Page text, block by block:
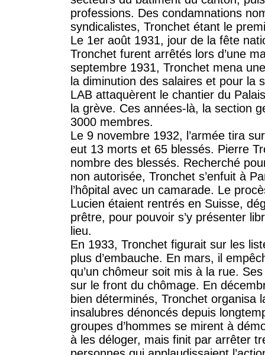
professions. Des condamnations
syndicalistes, Tronchet étant le
Le 1er août 1931, jour de la fête
Tronchet furent arrêtés lors d’une
septembre 1931, Tronchet mena
la diminution des salaires et pour la
LAB attaquèrent le chantier du
la grève. Ces années-là, la section
3000 membres.
Le 9 novembre 1932, l’armée tira
eut 13 morts et 65 blessés. Pierre
nombre des blessés. Recherché
non autorisée, Tronchet s’enfuit à
l’hôpital avec un camarade. Le
Lucien étaient rentrés en Suisse,
prêtre, pour pouvoir s’y présenter
lieu.
En 1933, Tronchet figurait sur les
plus d’embauche. En mars, il
qu’un chômeur soit mis à la rue.
sur le front du chômage. En
bien déterminés, Tronchet organisa
insalubres dénoncés depuis
groupes d’hommes se mirent à
à les déloger, mais finit par arrêter